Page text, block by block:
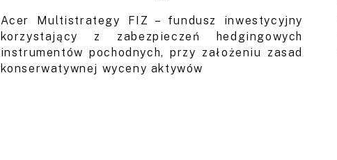
Acer Multistrategy FIZ – fundusz inwestycyjny
korzystający z zabezpieczeń hedgingowych
instrumentów pochodnych, przy założeniu zasad
konserwatywnej wyceny aktywów